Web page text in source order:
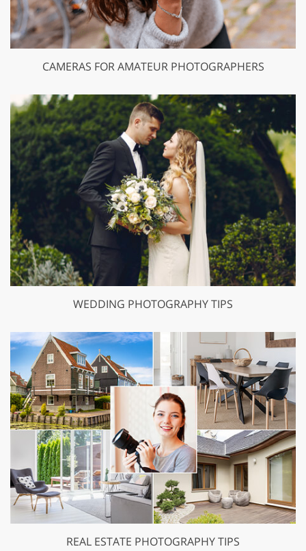
CAMERAS FOR AMATEUR PHOTOGRAPHERS
WEDDING PHOTOGRAPHY TIPS
REAL ESTATE PHOTOGRAPHY TIPS